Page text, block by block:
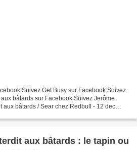
Suivez Get Busy sur Facebook Suivez
bâtards sur Facebook Suivez Jerôme
aux bâtards / Sear chez Redbull - 12 dec
aux bâtards : le tapin ou